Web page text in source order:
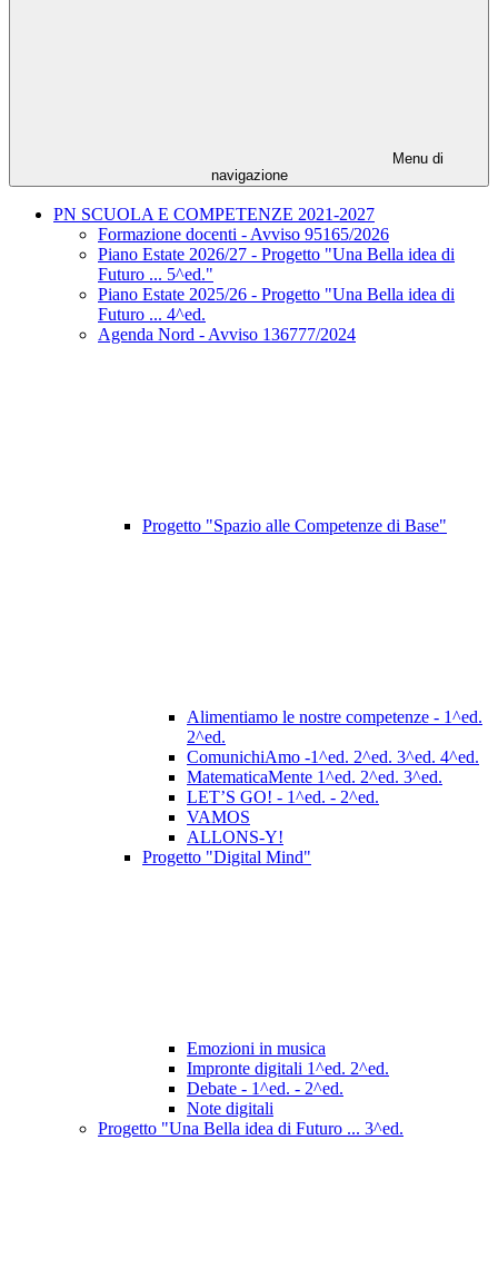
Menu di
navigazione
PN SCUOLA E COMPETENZE 2021-2027
Formazione docenti - Avviso 95165/2026
Piano Estate 2026/27 - Progetto "Una Bella idea di
Futuro ... 5^ed."
Piano Estate 2025/26 - Progetto "Una Bella idea di
Futuro ... 4^ed.
Agenda Nord - Avviso 136777/2024
Progetto "Spazio alle Competenze di Base"
Alimentiamo le nostre competenze - 1^ed.
2^ed.
ComunichiAmo -1^ed. 2^ed. 3^ed. 4^ed.
MatematicaMente 1^ed. 2^ed. 3^ed.
LET’S GO! - 1^ed. - 2^ed.
VAMOS
ALLONS-Y!
Progetto "Digital Mind"
Emozioni in musica
Impronte digitali 1^ed. 2^ed.
Debate - 1^ed. - 2^ed.
Note digitali
Progetto "Una Bella idea di Futuro ... 3^ed.